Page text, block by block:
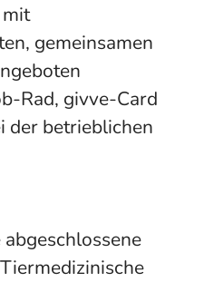
gemeinsamen
Rad, givve-Card
der betrieblichen